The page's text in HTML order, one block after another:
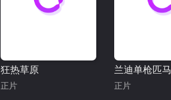
狂热草原
正片
兰迪单枪匹马
正片